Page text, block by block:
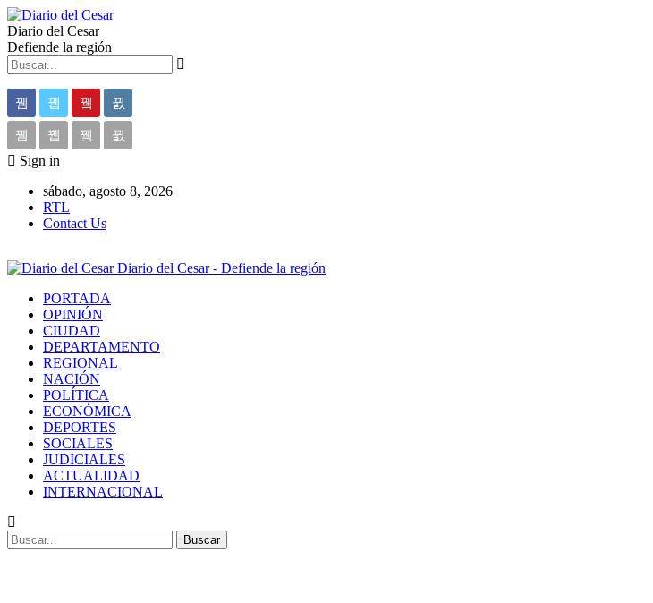
Diario del Cesar
Defiende la región
Sign in
sábado, agosto 8, 2026
RTL
Contact Us
Diario del Cesar - Defiende la región
PORTADA
OPINIÓN
CIUDAD
DEPARTAMENTO
REGIONAL
NACIÓN
POLÍTICA
ECONÓMICA
DEPORTES
SOCIALES
JUDICIALES
ACTUALIDAD
INTERNACIONAL